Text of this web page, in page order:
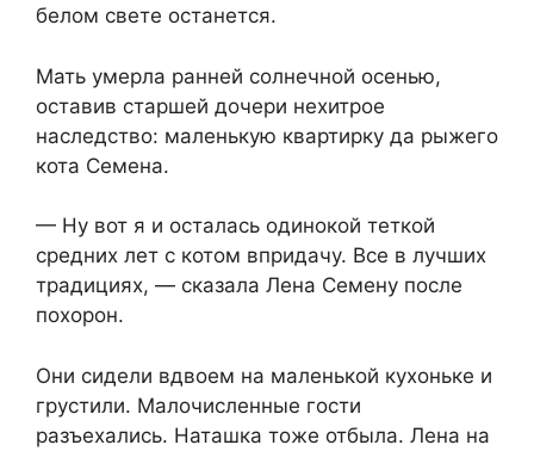
белом свете останется.
Мать умерла ранней солнечной осенью,
оставив старшей дочери нехитрое
наследство: маленькую квартирку да рыжего
кота Семена.
— Ну вот я и осталась одинокой теткой
средних лет с котом впридачу. Все в лучших
традициях, — сказала Лена Семену после
похорон.
Они сидели вдвоем на маленькой кухоньке и
грустили. Малочисленные гости
разъехались. Наташка тоже отбыла. Лена на